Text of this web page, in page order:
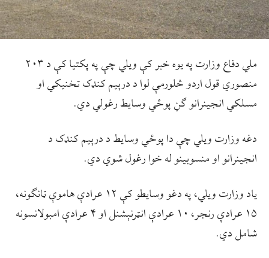
ملي دفاع وزارت په یوه خبر کې ویلي چې په پکتیا کې د ۲۰۳
منصوري قول اردو څلورمې لوا د درېیم کنډک تخنیکي او
مسلکي انجینرانو ګڼ پوځي وسایط رغولي دي.
دغه وزارت ویلي چې دا پوځي وسایط د درېیم کنډک د
انجینرانو او منسوبینو له خوا رغول شوي دي.
یاد وزارت ویلي، په دغو وسایطو کې ۱۲ عرادې هاموې ټانګونه،
۱۵ عرادې رنجر، ۱۰ عرادې انټرنېشنل او ۴ عرادې امبولانسونه
شامل دي.